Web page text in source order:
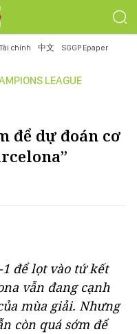
chính 中文 SGGP Epaper
LEAGUE
để dự đoán cơ
để lọt vào tứ kết
vẫn đang cạnh
mùa giải. Nhưng
còn quá sớm để